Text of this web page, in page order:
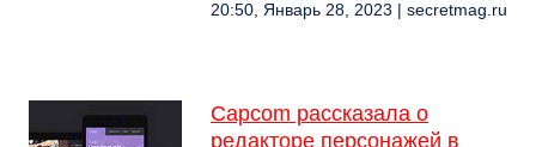
20:50, Январь 28, 2023 | secretmag.ru
Capcom рассказала о
редакторе персонажей в